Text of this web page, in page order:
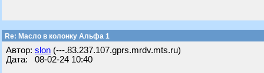
Re: Масло в колонку Альфа 1
Автор: slon (---.83.237.107.gprs.mrdv.mts.ru)
Дата: 08-02-24 10:40